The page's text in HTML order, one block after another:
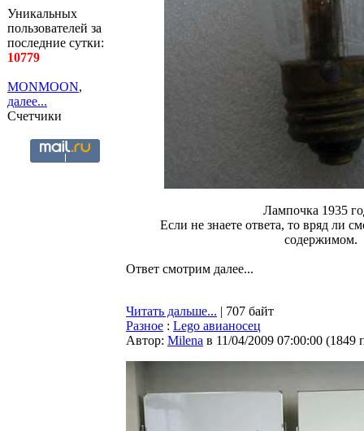
Уникальных
пользователей за
последние сутки:
10779
MONMOON,
далее...
Счетчики
Лампочка 1935
Если не знаете ответа, то вряд ли
содержимом.
Ответ смотрим далее...
Читать дальше... | 707 байт
Разное : Lego авианосец
Автор: Milena в 11/04/2009 07:00:00 (1849